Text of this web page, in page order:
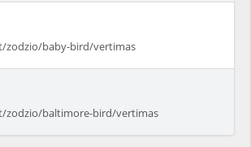
zodzio/baby-bird/vertimas
zodzio/baltimore-bird/vertimas